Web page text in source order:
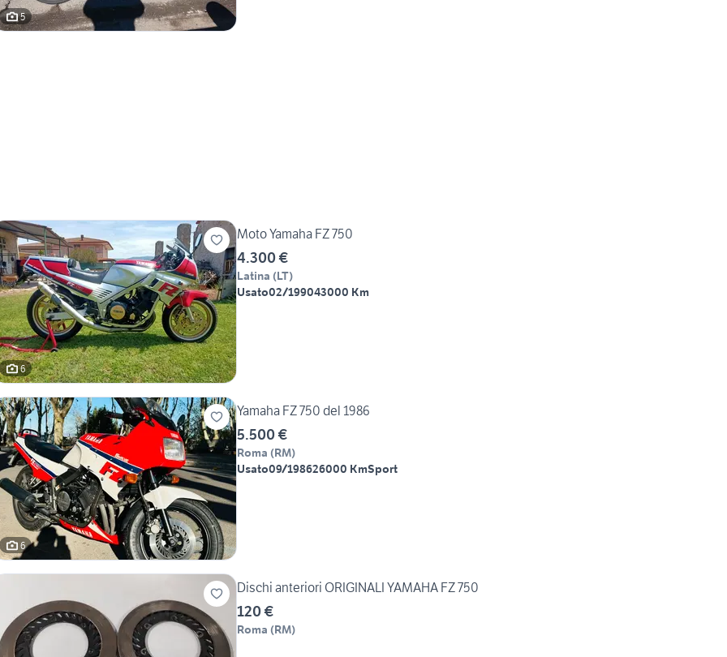
5
6
Moto Yamaha FZ 750
4.300 €
Latina (LT)
Usato02/199043000 Km
6
Yamaha FZ 750 del 1986
5.500 €
Roma (RM)
Usato09/198626000 KmSport
Dischi anteriori ORIGINALI YAMAHA FZ 750
120 €
Roma (RM)